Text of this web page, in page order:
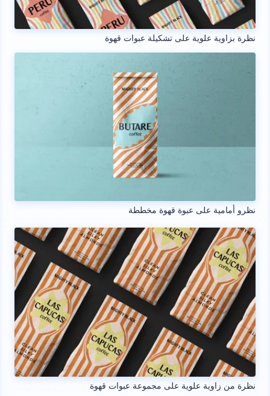
نظرة بزاوية علوية على تشكيلة عبوات قهوة
نظرو أمامية على عبوة قهوة مخططة
نظرة من زاوية علوية على مجموعة عبوات قهوة